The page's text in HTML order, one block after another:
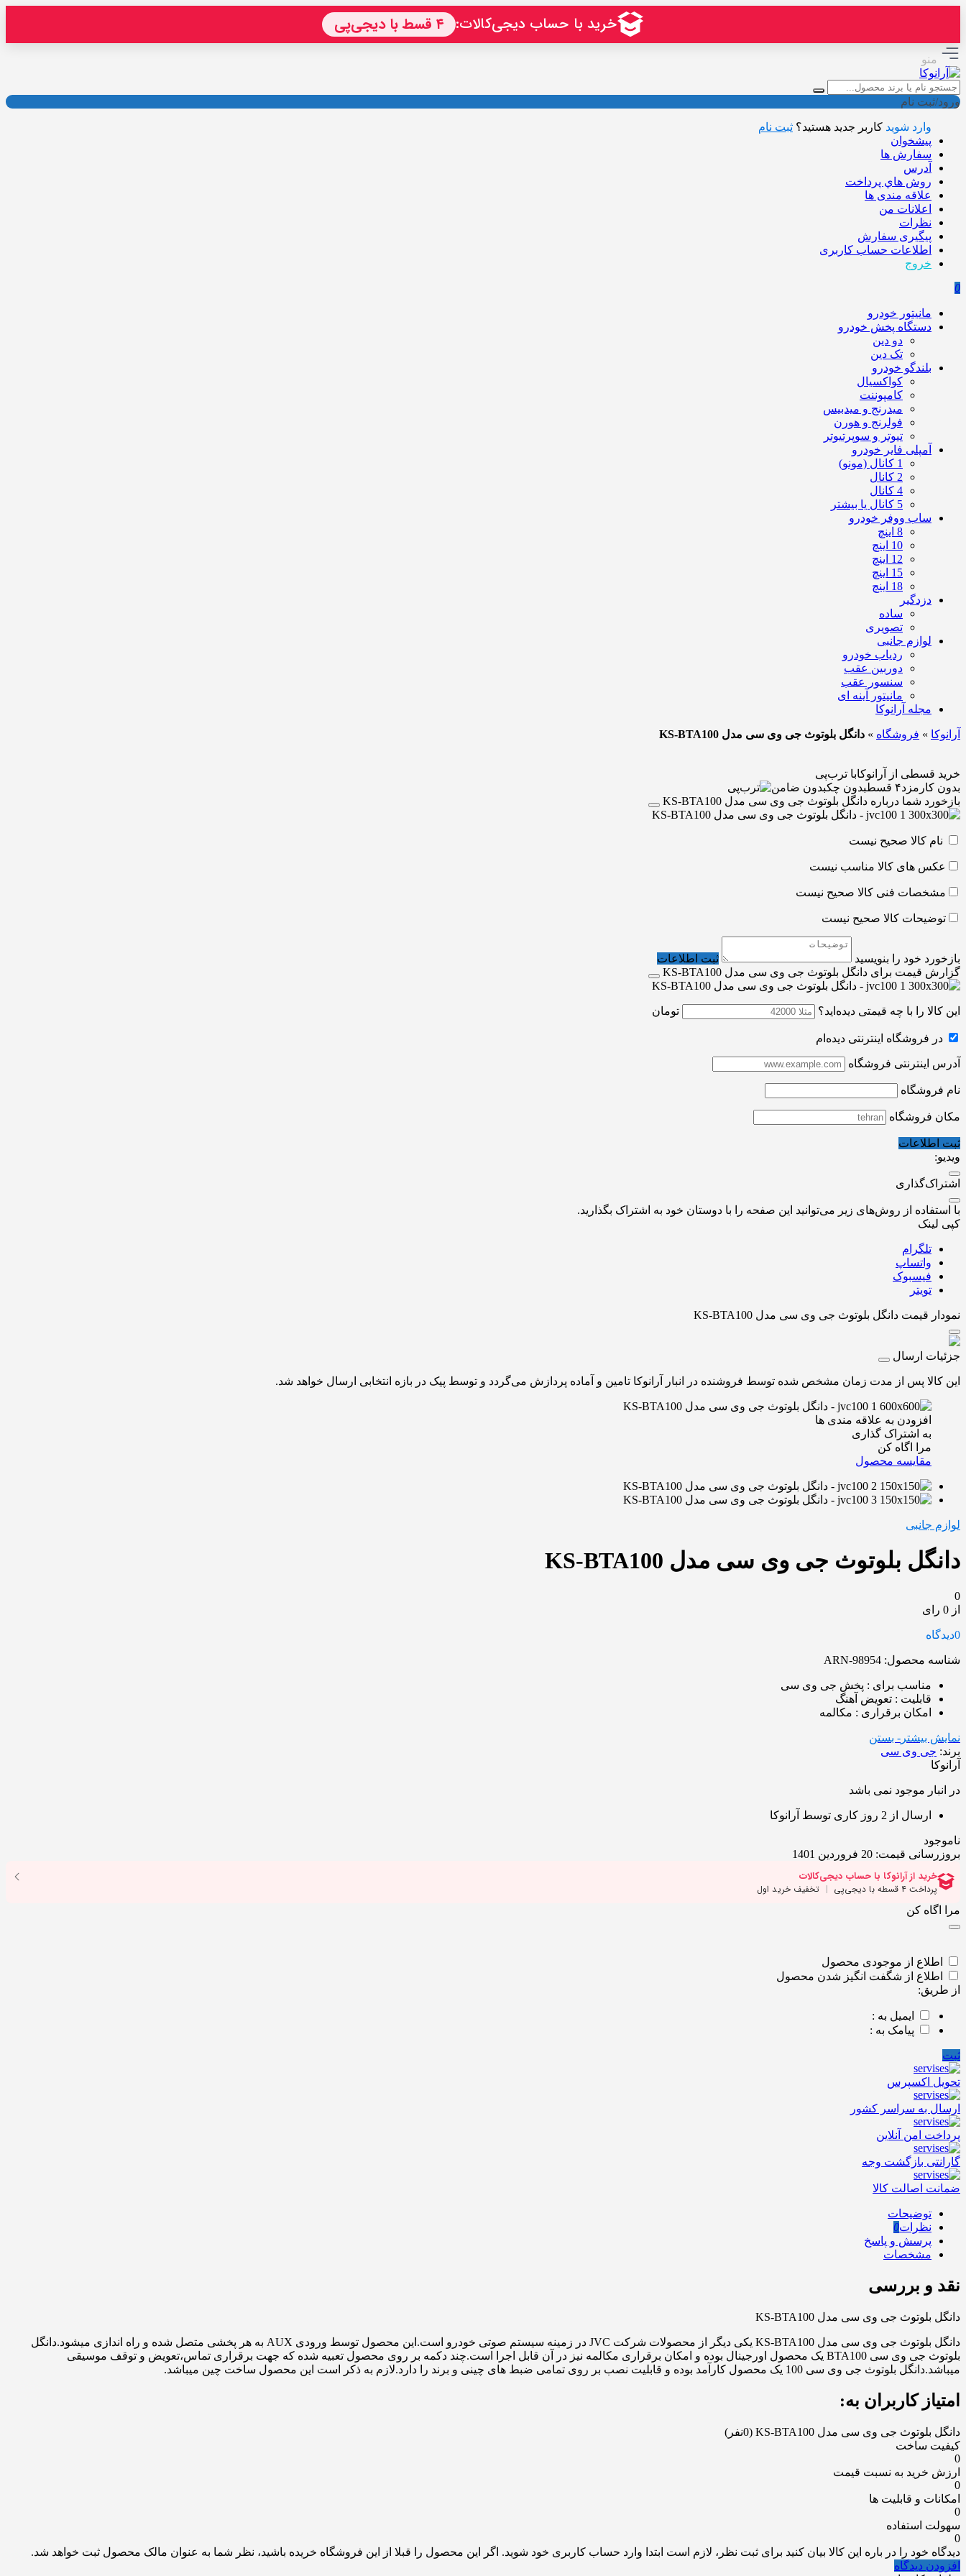
منو
ورود/ثبت نام
وارد شوید کاربر جدید هستید؟ ثبت نام
پیشخوان
سفارش ها
آدرس
روش هاي پرداخت
علاقه مندی ها
اعلانات من
نظرات
پیگیری سفارش
اطلاعات حساب كاربری
خروج
0
مانیتور خودرو
دستگاه پخش خودرو
دو دین
تک دین
بلندگو خودرو
کواکسیال
کامپوننت
میدرنج و میدبیس
فولرنج و هورن
تیوتر و سوپرتیوتر
آمپلی فایر خودرو
1 کانال (مونو)
2 کانال
4 کانال
5 کانال یا بیشتر
ساب ووفر خودرو
8 اینچ
10 اینچ
12 اینچ
15 اینچ
18 اینچ
دزدگیر
ساده
تصویری
لوازم جانبی
ردیاب خودرو
دوربین عقب
سنسور عقب
مانیتور آینه ای
مجله آرانوکا
آرانوکا » فروشگاه » دانگل بلوتوث جی وی سی مدل KS-BTA100
خرید قسطی از آرانوکابا ترب‌پی
بدون کارمزد۴ قسط بدون چکبدون ضامن
بازخورد شما درباره دانگل بلوتوث جی وی سی مدل KS-BTA100
نام کالا صحیح نیست
عکس های کالا مناسب نیست
مشخصات فنی کالا صحیح نیست
توضیحات کالا صحیح نیست
بازخورد خود را بنویسید
ثبت اطلاعات
گزارش قیمت برای دانگل بلوتوث جی وی سی مدل KS-BTA100
این کالا را با چه قیمتی دیده‌اید؟ تومان
در فروشگاه اینترنتی دیده‌ام
آدرس اینترنتی فروشگاه
نام فروشگاه
مکان فروشگاه
ثبت اطلاعات
ویدیو:
اشتراک‌گذاری
با استفاده از روش‌های زیر می‌توانید این صفحه را با دوستان خود به اشتراک بگذارید.
کپی لینک
تلگرام
واتساپ
فیسبوک
تویتر
نمودار قیمت دانگل بلوتوث جی وی سی مدل KS-BTA100
جزئیات ارسال
این کالا پس از مدت زمان مشخص شده توسط فروشنده در انبار آرانوکا تامین و آماده پردازش می‌گردد و توسط پیک در بازه انتخابی ارسال خواهد شد.
افزودن به علاقه مندی ها
به اشتراک گذاری
مرا اگاه کن
مقایسه محصول
لوازم جانبی
دانگل بلوتوث جی وی سی مدل KS-BTA100
0
از 0 رای
0دیدگاه
شناسه محصول: ARN-98954
مناسب برای : پخش جی وی سی
قابلیت : تعویض آهنگ
امکان برقراری : مکالمه
نمایش بیشتر - بستن
برند: جی وی سی
آرانوکا
در انبار موجود نمی باشد
ارسال از 2 روز کاری توسط آرانوکا
ناموجود
بروزرسانی قیمت: 20 فروردین 1401
مرا اگاه کن
اطلاع از موجودی محصول
اطلاع از شگفت انگیز شدن محصول
از طریق:
ایمیل به :
پیامک به :
ثبت
تحویل اکسپرس
ارسال به سراسر کشور
پرداخت امن آنلاین
گارانتی بازگشت وجه
ضمانت اصالت کالا
توضیحات
نظرات0
پرسش و پاسخ
مشخصات
نقد و بررسی
دانگل بلوتوث جی وی سی مدل KS-BTA100
دانگل بلوتوث جی وی سی مدل KS-BTA100 یکی دیگر از محصولات شرکت JVC در زمینه سیستم صوتی خودرو است.این محصول توسط ورودی AUX به هر پخشی متصل شده و راه اندازی میشود.دانگل
بلوتوث جی وی سی BTA100 یک محصول اورجینال بوده و امکان برقراری مکالمه نیز در آن قابل اجرا است.چند دکمه بر روی محصول تعبیه شده که جهت برقراری تماس،تعویض و توقف موسیقی
میباشد.دانگل بلوتوث جی وی سی 100 یک محصول کارآمد بوده و قابلیت نصب بر روی تمامی ضبط های چینی و برند را دارد.لازم به ذکر است این محصول ساخت چین میباشد.
امتیاز کاربران به:
دانگل بلوتوث جی وی سی مدل KS-BTA100
(0نفر)
کیفیت ساخت
0
ارزش خرید به نسبت قیمت
0
امکانات و قابلیت ها
0
سهولت استفاده
0
دیدگاه خود را در باره این کالا بیان کنید برای ثبت نظر، لازم است ابتدا وارد حساب کاربری خود شوید. اگر این محصول را قبلا از این فروشگاه خریده باشید، نظر شما به عنوان مالک محصول ثبت خواهد شد.
افزودن دیدگاه